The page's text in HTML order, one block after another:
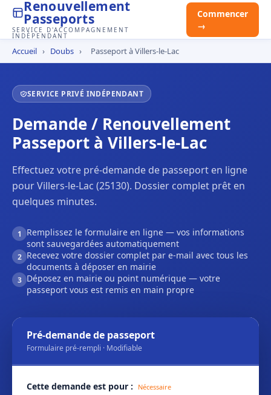
Renouvellement
Passeports
SERVICE D'ACCOMPAGNEMENT
INDÉPENDANT
Commencer
→
Accueil › Doubs › Passeport à Villers-le-Lac
SERVICE PRIVÉ INDÉPENDANT
Demande / Renouvellement
Passeport à Villers-le-Lac
Effectuez votre pré-demande de passeport en ligne
pour Villers-le-Lac (25130). Dossier complet prêt en
quelques minutes.
1
Remplissez le formulaire en ligne — vos informations
sont sauvegardées automatiquement
2 Recevez votre dossier complet par e-mail avec tous les
documents à déposer en mairie
3 Déposez en mairie ou point numérique — votre
passeport vous est remis en main propre
Pré-demande de passeport
Formulaire pré-rempli · Modifiable
Cette demande est pour : Nécessaire